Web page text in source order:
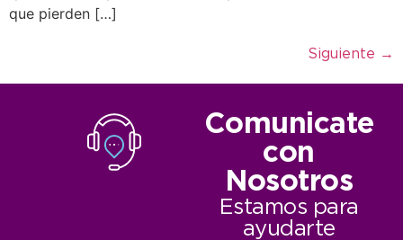
que pierden […]
Siguiente →
Comunicate
con
Nosotros
Estamos para
ayudarte